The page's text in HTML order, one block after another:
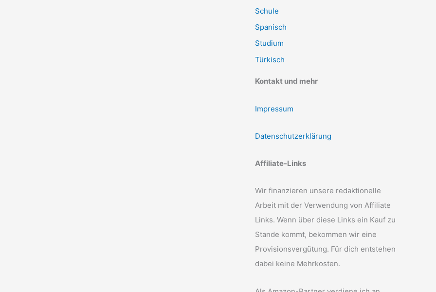
Schule
Spanisch
Studium
Türkisch
Kontakt und mehr
Impressum
Datenschutzerklärung
Affiliate-Links
Wir finanzieren unsere redaktionelle
Arbeit mit der Verwendung von Affiliate
Links. Wenn über diese Links ein Kauf zu
Stande kommt, bekommen wir eine
Provisionsvergütung. Für dich entstehen
dabei keine Mehrkosten.